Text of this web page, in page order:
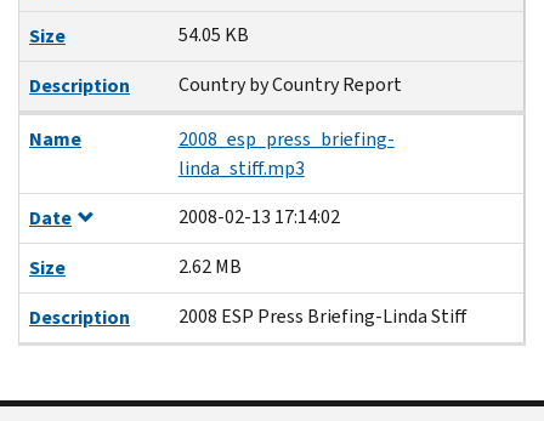
Size
54.05 KB
Description
Country by Country Report
Name
2008_esp_press_briefing-
linda_stiff.mp3
Date
2008-02-13 17:14:02
Size
2.62 MB
Description
2008 ESP Press Briefing-Linda Stiff